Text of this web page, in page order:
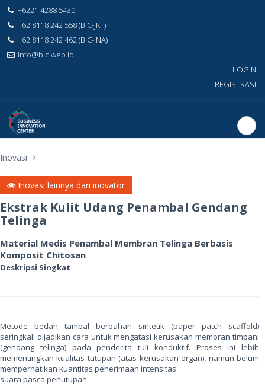
+6221 4288 5430
+62 8118 242 558 (BIC-JKT)
+62 8118 242 462 (BIC-INA)
info@bic.web.id
LOGIN
REGISTRASI
Inovasi
Inovasi lainnya dari inovator
Ekstrak Kulit Udang Penambal Gendang
Telinga
Material Medis Penambal Membran Telinga Berbasis
Komposit Chitosan
Deskripsi Singkat
Metode bedah tambal berbahan sintetik (paper patch scaffold)
seringkali dijadikan cara untuk mengatasi kerusakan membran timpani
(gendang telinga) pada penderita tuli konduktif. Proses ini lebih
mementingkan kualitas tutupan (atas kerusakan organ), namun belum
memperhatikan kuantitas penerimaan intensitas
suara pasca penutupan.